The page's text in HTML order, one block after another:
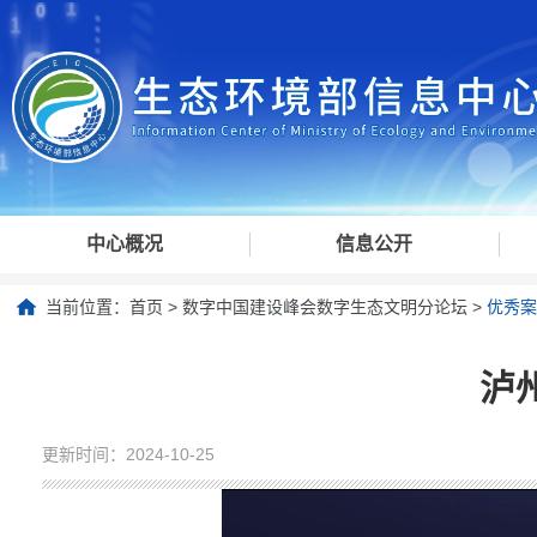
中心概况 信息公开
当前位置： 首页 > 数字中国建设峰会数字生态文明分论坛 > 优秀
泸
更新时间：2024-10-25